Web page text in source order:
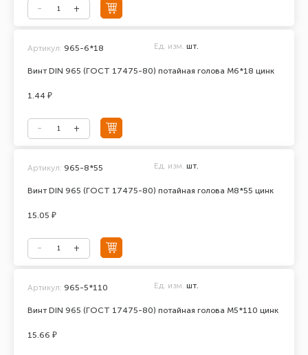
Винт DIN 965 (ГОСТ 17475-80) потайная голова М6*18 цинк
Артикул: 965-6*18 Ед. изм. шт.
1.44 ₽
Винт DIN 965 (ГОСТ 17475-80) потайная голова М8*55 цинк
Артикул: 965-8*55 Ед. изм. шт.
15.05 ₽
Винт DIN 965 (ГОСТ 17475-80) потайная голова М5*110 цинк
Артикул: 965-5*110 Ед. изм. шт.
15.66 ₽